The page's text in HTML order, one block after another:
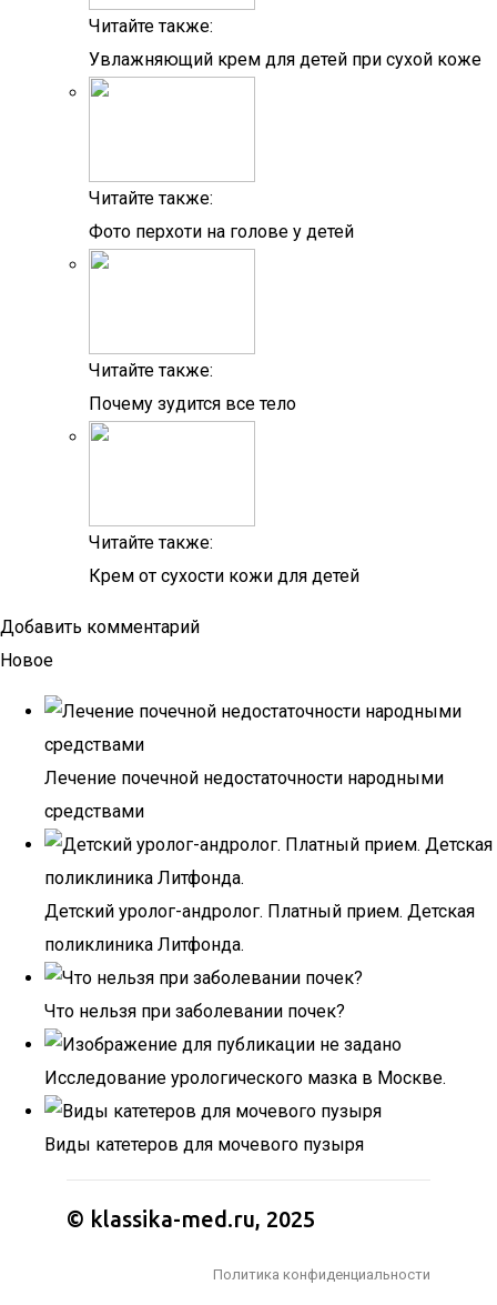
Читайте также:
Увлажняющий крем для детей при сухой коже
Читайте также:
Фото перхоти на голове у детей
Читайте также:
Почему зудится все тело
Читайте также:
Крем от сухости кожи для детей
Добавить комментарий
Новое
Лечение почечной недостаточности народными
средствами
Детский уролог-андролог. Платный прием. Детская
поликлиника Литфонда.
Что нельзя при заболевании почек?
Исследование урологического мазка в Москве.
Виды катетеров для мочевого пузыря
© klassika-med.ru, 2025
Политика конфиденциальности